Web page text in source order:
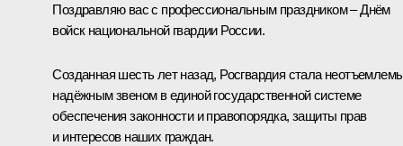
Поздравляю вас с профессиональным праздником – Днём
войск национальной гвардии России.
Созданная шесть лет назад, Росгвардия стала
надёжным звеном в единой государственной системе
обеспечения законности и правопорядка, защиты прав
и интересов наших граждан.